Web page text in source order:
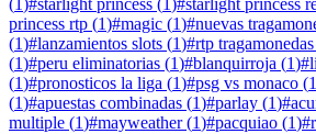
princess rtp (1)#magic (1)#nuevas
(1)#lanzamientos slots (1)#rtp tragamonedas
(1)#peru eliminatorias (1)#blanquirroja (1)#
(1)#pronosticos la liga (1)#psg vs monaco (1
(1)#apuestas combinadas (1)#parlay (1)#
multiple (1)#mayweather(1)#pacquiao (1)#